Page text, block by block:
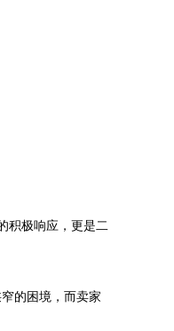
积极响应，更是二
的困境，而卖家